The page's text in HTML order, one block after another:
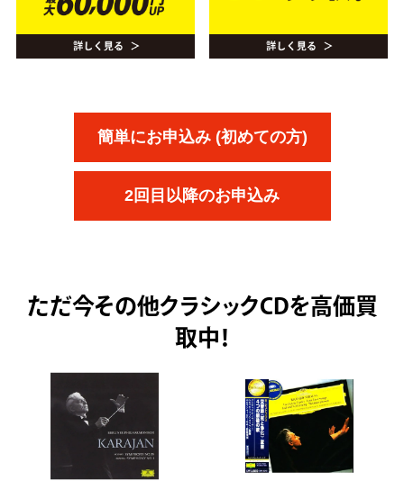
簡単にお申込み (初めての方)
2回目以降のお申込み
ただ今その他クラシックCDを高価買
取中！